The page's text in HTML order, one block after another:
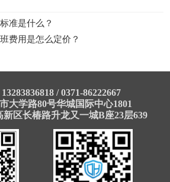
准是什么？
费用是怎么定价？
/ 0371-86222667
大学路80号华城国际中心1801
区长椿路升龙又一城B座23层639